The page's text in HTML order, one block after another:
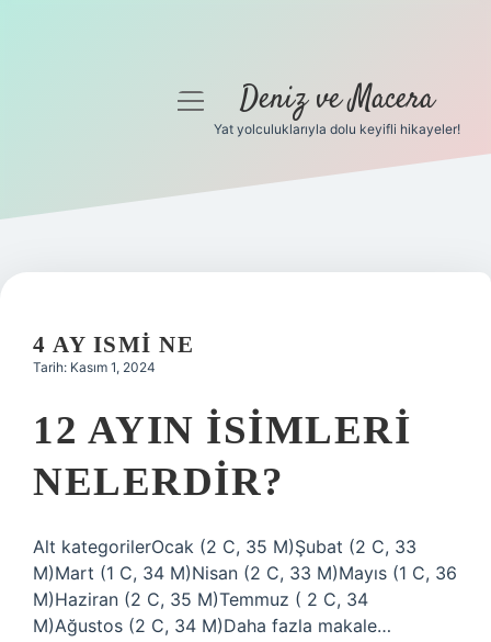
Gizlilik Politikası
Yasal Uyarı
menüyüDeniz ve Macera
Yat yolculuklarıyla dolu keyifli hikayeler!
4 AY ISMI NE
Tarih: Kasım 1, 2024
12 AYIN ISIMLERI
NELERDIR?
Alt kategorilerOcak (2 C, 35 M)Şubat (2 C, 33
M)Mart (1 C, 34 M)Nisan (2 C, 33 M)Mayıs (1 C, 36
M)Haziran (2 C, 35 M)Temmuz ( 2 C, 34
M)Ağustos (2 C, 34 M)Daha fazla makale…